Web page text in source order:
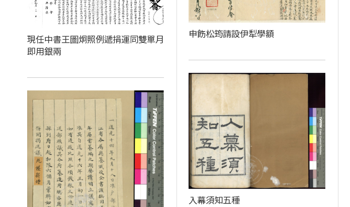
申飭松筠請設伊犁學額
現任中書王圖炯照例遞捐運同雙單月
即用銀兩
入幕須知五種